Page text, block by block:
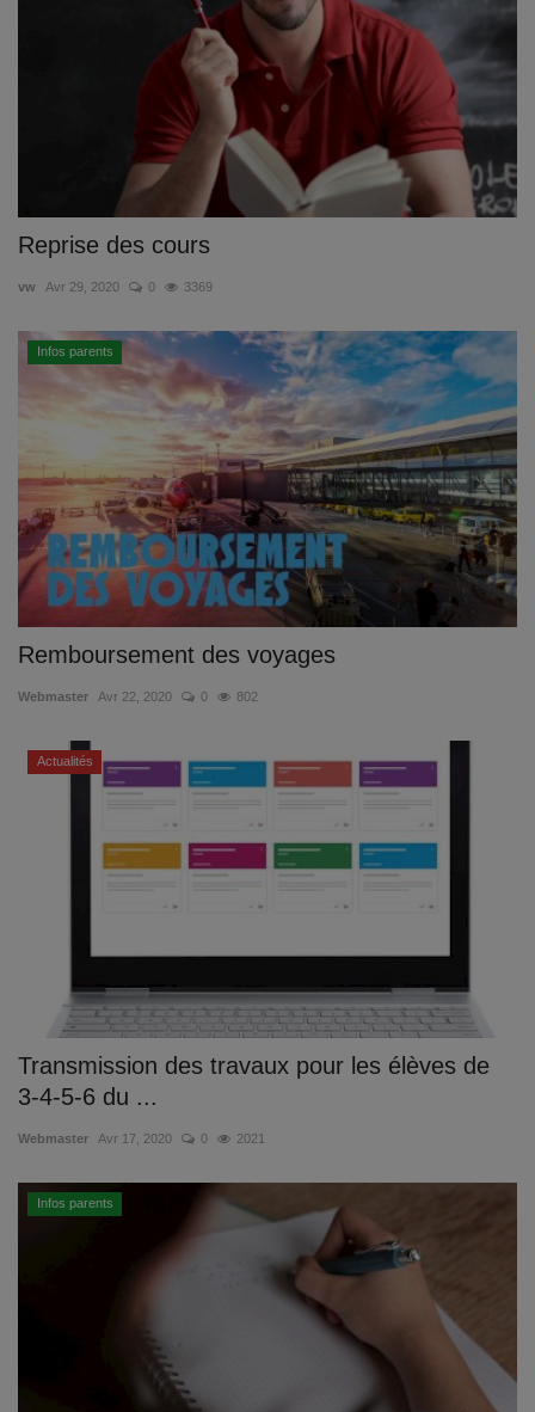
Reprise des cours
vw Avr 29, 2020 0 3369
Infos parents
Remboursement des voyages
Webmaster Avr 22, 2020 0 802
Actualités
Transmission des travaux pour les élèves de
3-4-5-6 du ...
Webmaster Avr 17, 2020 0 2021
Infos parents